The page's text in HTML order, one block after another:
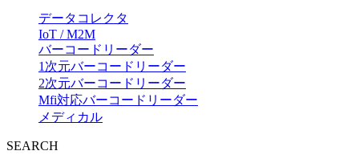
データコレクタ
IoT / M2M
バーコードリーダー
1次元バーコードリーダー
2次元バーコードリーダー
Mfi対応バーコードリーダー
メディカル
SEARCH